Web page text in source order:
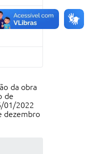
da obra
de
01/2022
dezembro